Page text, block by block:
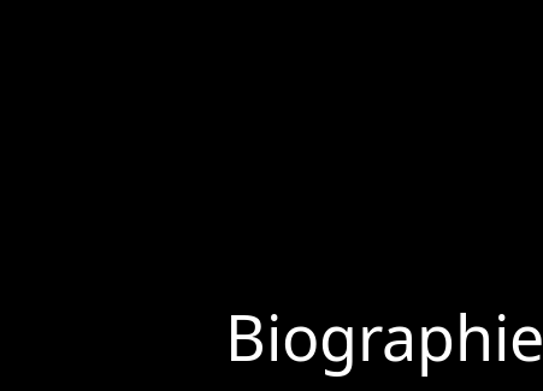
Biographie